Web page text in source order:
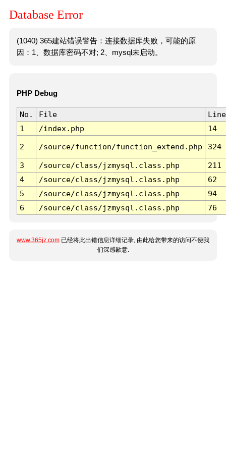
Database Error
(1040) 365建站错误警告：连接数据库失败，可能的原
因：1、数据库密码不对; 2、mysql未启动。
PHP Debug
No. File
Line
1
/index.php 14
2 /source/function/function_extend.php 324
3 /source/class/jzmysql.class.php
211
4
/source/class/jzmysql.class.php
62
5
/source/class/jzmysql.class.php
94
6
/source/class/jzmysql.class.php 76
www.365jz.com 已经将此出错信息详细记录, 由此给您带来的访问不便我
们深感歉意.